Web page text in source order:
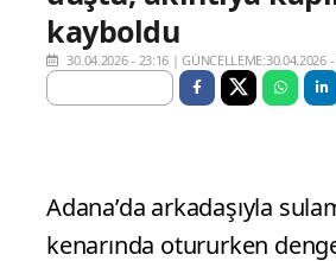
kayboldu
30.04.2026 - 23:16 |GÜNCELLEME:30.04.2026